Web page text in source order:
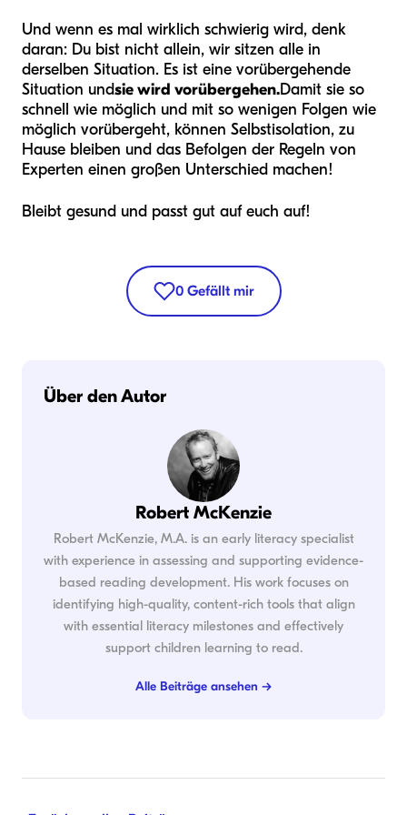
Und wenn es mal wirklich schwierig wird, denk
daran: Du bist nicht allein, wir sitzen alle in
derselben Situation. Es ist eine vorübergehende
Situation undsie wird vorübergehen.Damit sie so
schnell wie möglich und mit so wenigen Folgen wie
möglich vorübergeht, können Selbstisolation, zu
Hause bleiben und das Befolgen der Regeln von
Experten einen großen Unterschied machen!
Bleibt gesund und passt gut auf euch auf!
0 Gefällt mir
Über den Autor
Robert McKenzie
Robert McKenzie, M.A. is an early literacy specialist
with experience in assessing and supporting evidence-
based reading development. His work focuses on
identifying high-quality, content-rich tools that align
with essential literacy milestones and effectively
support children learning to read.
Alle Beiträge ansehen →